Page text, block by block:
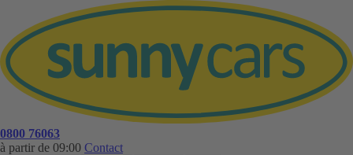
0800 76063
à partir de 09:00 Contact